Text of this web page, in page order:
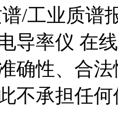
/工业质谱
导率仪 在
确性、合
不承担任